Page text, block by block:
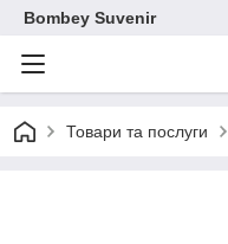
Bombey Suvenir
Товари та послуги